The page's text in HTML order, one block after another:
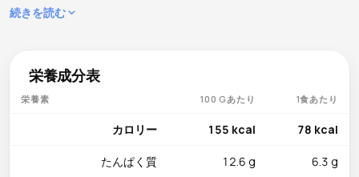
ア100）に使われてきました。日本では「卵かけごはん」とい
水分が75.8%を占め、意外にも低カロリーで、Mサイズ1個（約
60g）はわずか93kcalです。
能の正常化と強力な抗酸化防御に貢献します。ビタミンB12は
続きを読む
栄養成分表
栄養素 100 Gあたり 1食あたり
カロリー 155 kcal 78 kcal
たんぱく質 12.6 g 6.3 g